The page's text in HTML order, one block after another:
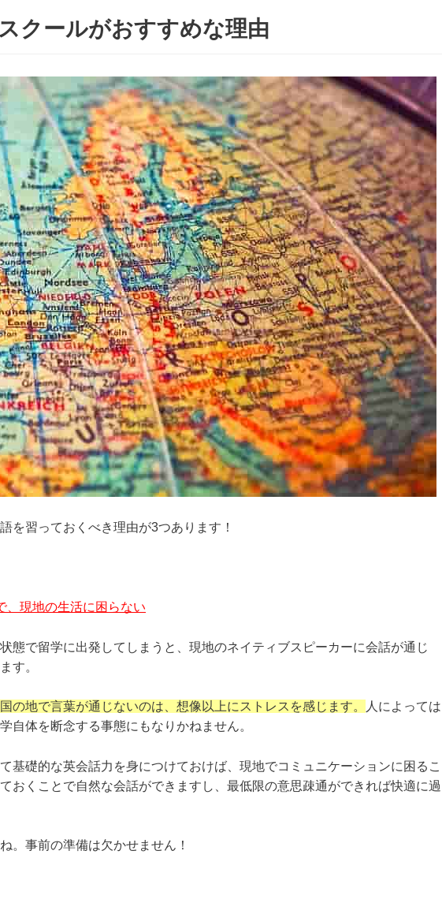
クールがおすすめな理由
を習っておくべき理由が3つあります！
、現地の生活に困らない
態で留学に出発してしまうと、現地のネイティブスピーカーに会話が通じ
す。
の地で言葉が通じないのは、想像以上にストレスを感じます。
人によっては
自体を断念する事態にもなりかねません。
基礎的な英会話力を身につけておけば、現地でコミュニケーションに困るこ
おくことで自然な会話ができますし、最低限の意思疎通ができれば快適に過
。事前の準備は欠かせません！